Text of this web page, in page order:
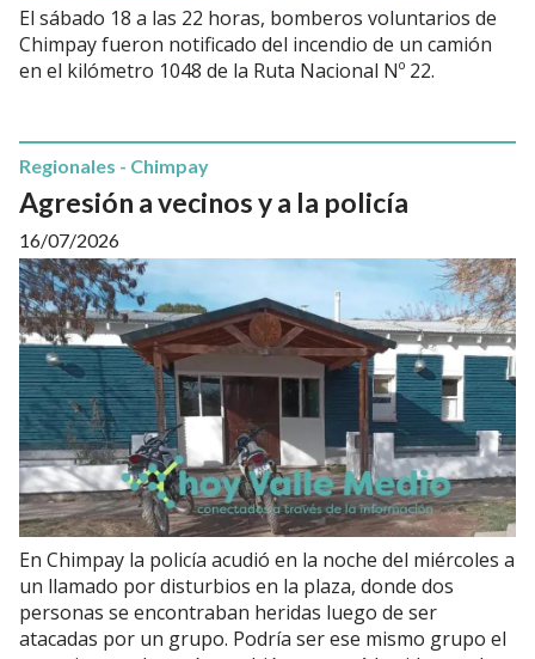
El sábado 18 a las 22 horas, bomberos voluntarios de
Chimpay fueron notificado del incendio de un camión
en el kilómetro 1048 de la Ruta Nacional Nº 22.
Agresión a vecinos y a la policía
Regionales - Chimpay
16/07/2026
En Chimpay la policía acudió en la noche del miércoles a
un llamado por disturbios en la plaza, donde dos
personas se encontraban heridas luego de ser
atacadas por un grupo. Podría ser ese mismo grupo el